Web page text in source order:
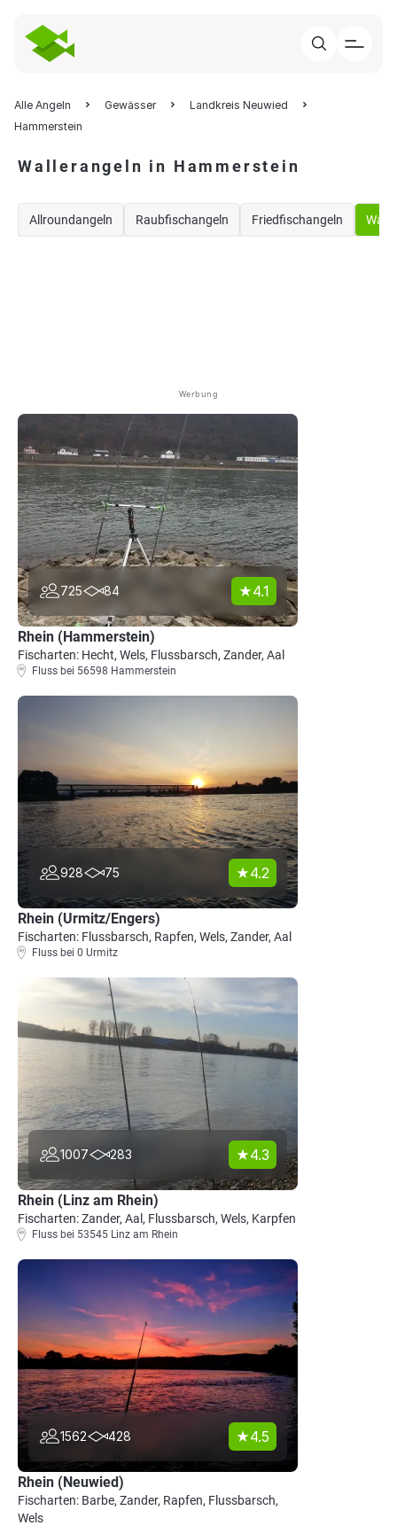
Alle Angeln Gewässer
Landkreis Neuwied
Hammerstein
Wallerangeln in Hammerstein
Allroundangeln Raubfischangeln Friedfischangeln
Werbung
725 84 4.1
Rhein (Hammerstein)
Fischarten: Hecht, Wels, Flussbarsch, Zander, Aal
Fluss bei 56598 Hammerstein
928 75 4.2
Rhein (Urmitz/Engers)
Fischarten: Flussbarsch, Rapfen, Wels, Zander, Aal
Fluss bei 0 Urmitz
1007 283 4.3
Rhein (Linz am Rhein)
Fischarten: Zander, Aal, Flussbarsch, Wels, Karpfen
Fluss bei 53545 Linz am Rhein
1562 428 4.5
Rhein (Neuwied)
Fischarten: Barbe, Zander, Rapfen, Flussbarsch,
Wels